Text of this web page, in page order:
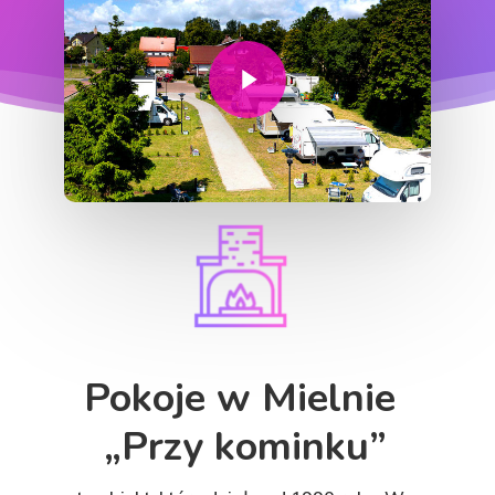
Play Video
Pokoje w Mielnie
„Przy kominku”